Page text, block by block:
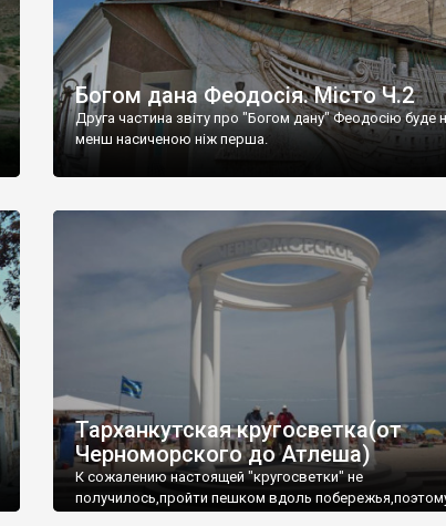
Богом дана Феодосія. Місто Ч.2
Друга частина звіту про "Богом дану" Феодосію буде
менш насиченою ніж перша.
Тарханкутская кругосветка(от
Черноморского до Атлеша)
К сожалению настоящей "кругосветки" не
получилось,пройти пешком вдоль